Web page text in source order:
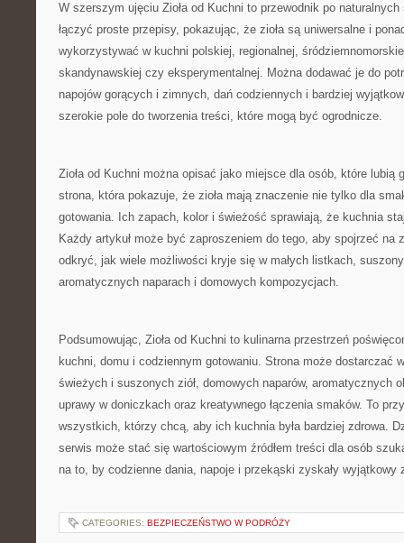
W szerszym ujęciu Zioła od Kuchni to przewodnik po
łączyć proste przepisy, pokazując, że zioła są uniwersalne i
wykorzystywać w kuchni polskiej, regionalnej,
skandynawskiej czy eksperymentalnej. Można dodawać je do
napojów gorących i zimnych, dań codziennych i bardziej
szerokie pole do tworzenia treści, które mogą być ogrodnicze.
Zioła od Kuchni można opisać jako miejsce dla osób, które lubią
strona, która pokazuje, że zioła mają znaczenie nie tylko dla
gotowania. Ich zapach, kolor i świeżość sprawiają, że kuchnia
Każdy artykuł może być zaproszeniem do tego, aby spojrzeć na
odkryć, jak wiele możliwości kryje się w małych listkach,
aromatycznych naparach i domowych kompozycjach.
Podsumowując, Zioła od Kuchni to kulinarna przestrzeń
kuchni, domu i codziennym gotowaniu. Strona może dostarczać
świeżych i suszonych ziół, domowych naparów, aromatycznych
uprawy w doniczkach oraz kreatywnego łączenia smaków. To
wszystkich, którzy chcą, aby ich kuchnia była bardziej zdrowa.
serwis może stać się wartościowym źródłem treści dla osób
na to, by codzienne dania, napoje i przekąski zyskały wyjątkowy
CATEGORIES: BEZPIECZEŃSTWO W PODRÓŻY